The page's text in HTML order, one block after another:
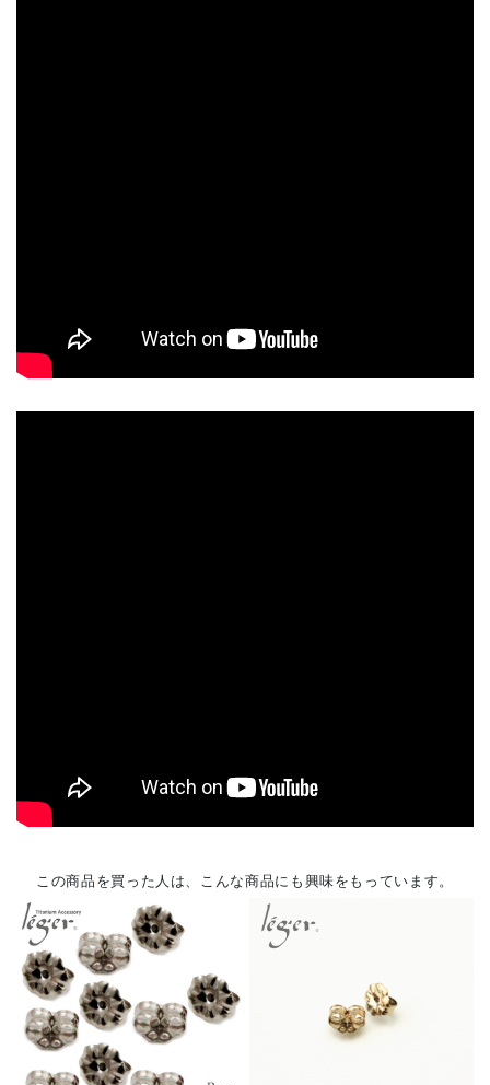
この商品を買った人は、こんな商品にも興味をもっています。